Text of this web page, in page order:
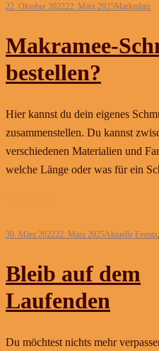
22. Oktober 202222. März 2025Marktplatz
Makramee-
bestellen?
Hier kannst du dein eigenes
zusammenstellen. Du kannst
verschiedenen Materialien und
welche Länge oder was für ein
30. März 202222. März 2025Aktuelle Events
Bleib auf dem
Laufenden
Du möchtest nichts mehr